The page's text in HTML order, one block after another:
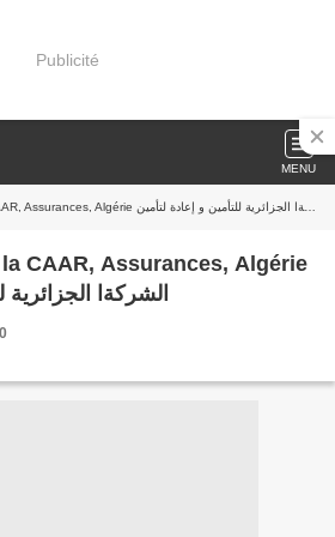
Publicité
MENU
» Le site Officiel de la CAAR, Assurances, Algérie الشركةا الجزائرية للتأمين و إعادة لتأمين
CAAR, Assurances, Algérie
الشركةا الجزائرية